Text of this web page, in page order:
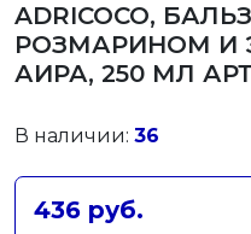
ADRICOCO,
РОЗМАРИНОМ И
АИРА, 250 МЛ
В наличии: 36
436 руб.